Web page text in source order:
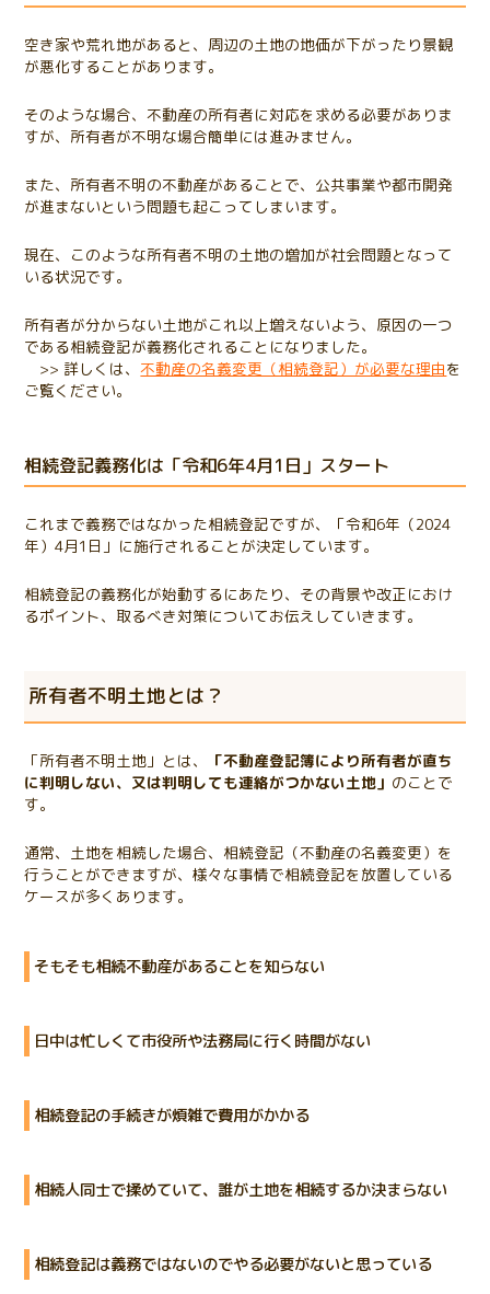
空き家や荒れ地があると、周辺の土地の地価が下がったり景観
が悪化することがあります。
そのような場合、不動産の所有者に対応を求める必要がありま
すが、所有者が不明な場合簡単には進みません。
また、所有者不明の不動産があることで、公共事業や都市開発
が進まないという問題も起こってしまいます。
現在、このような所有者不明の土地の増加が社会問題となって
いる状況です。
所有者が分からない土地がこれ以上増えないよう、原因の一つ
である相続登記が義務化されることになりました。
>> 詳しくは、不動産の名義変更（相続登記）が必要な理由を
ご覧ください。
相続登記義務化は「令和6年4月1日」スタート
これまで義務ではなかった相続登記ですが、「令和6年（2024
年）4月1日」に施行されることが決定しています。
相続登記の義務化が始動するにあたり、その背景や改正におけ
るポイント、取るべき対策についてお伝えしていきます。
所有者不明土地とは？
「所有者不明土地」とは、
「不動産登記簿により所有者が直ち
に判明しない、又は判明しても連絡がつかない土地」 のことで
す。
通常、土地を相続した場合、相続登記（不動産の名義変更）を
行うことができますが、様々な事情で相続登記を放置している
ケースが多くあります。
そもそも相続不動産があることを知らない
日中は忙しくて市役所や法務局に行く時間がない
相続登記の手続きが煩雑で費用がかかる
相続人同士で揉めていて、誰が土地を相続するか決まらない
相続登記は義務ではないのでやる必要がないと思っている